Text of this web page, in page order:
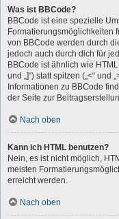
Was ist BBCode?
BBCode ist eine spezielle
Formatierungsmöglichkeiten
von BBCode werden durch
jedoch auch durch dich für
BBCode ist ähnlich wie
und „]“) statt spitzen („<“ und
Informationen zu BBCode
der Seite zur
Nach oben
Kann ich HTML benutzen?
Nein, es ist nicht möglich,
meisten
erreicht werden.
Nach oben